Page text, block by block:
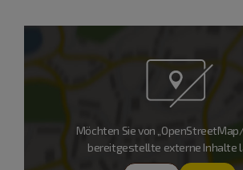
Möchten Sie von
bereitgestellte externe Inhalte